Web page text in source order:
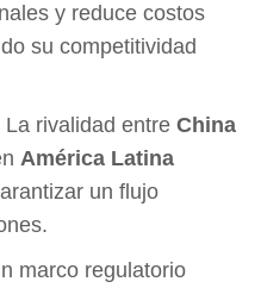
y reduce costos
su competitividad
rivalidad entre China
América Latina
un flujo
marco regulatorio